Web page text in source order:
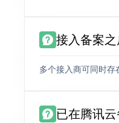
接入备案
多个接入商可同时存
已在腾讯